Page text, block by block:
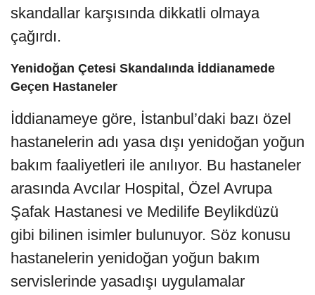
skandallar karşısında dikkatli olmaya
çağırdı.
Yenidoğan Çetesi Skandalında İddianamede
Geçen Hastaneler
İddianameye göre, İstanbul’daki bazı özel
hastanelerin adı yasa dışı yenidoğan yoğun
bakım faaliyetleri ile anılıyor. Bu hastaneler
arasında Avcılar Hospital, Özel Avrupa
Şafak Hastanesi ve Medilife Beylikdüzü
gibi bilinen isimler bulunuyor. Söz konusu
hastanelerin yenidoğan yoğun bakım
servislerinde yasadışı uygulamalar